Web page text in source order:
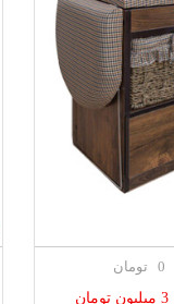
0 تومان
3 میلیون تومان